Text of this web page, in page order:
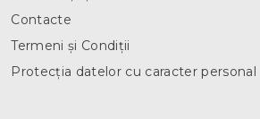
Contacte
Termeni și Condiții
Protecția datelor cu caracter personal